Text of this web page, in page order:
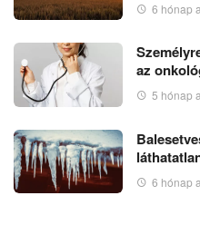
6 hónap
az
5 hónap
6 hónap